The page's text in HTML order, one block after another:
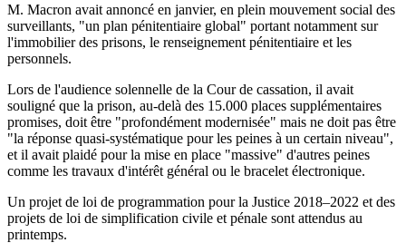
M. Macron avait annoncé en janvier, en plein mouvement social des
surveillants, "un plan pénitentiaire global" portant notamment sur
l'immobilier des prisons, le renseignement pénitentiaire et les
personnels.
Lors de l'audience solennelle de la Cour de cassation, il avait
souligné que la prison, au-delà des 15.000 places supplémentaires
promises, doit être "profondément modernisée" mais ne doit pas être
"la réponse quasi-systématique pour les peines à un certain niveau",
et il avait plaidé pour la mise en place "massive" d'autres peines
comme les travaux d'intérêt général ou le bracelet électronique.
Un projet de loi de programmation pour la Justice 2018–2022 et des
projets de loi de simplification civile et pénale sont attendus au
printemps.